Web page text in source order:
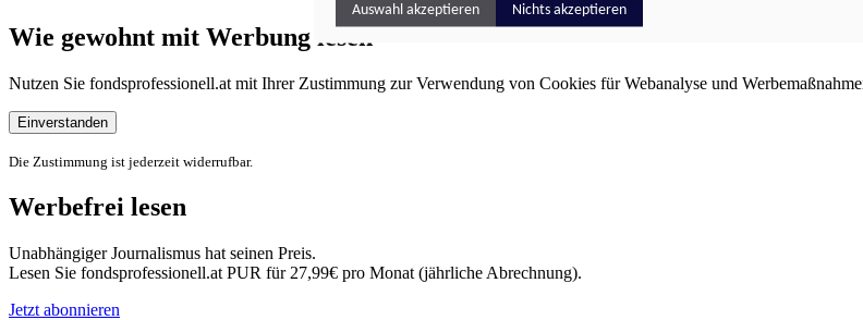
Wie gewohnt mit Werbung lesen
Nutzen Sie fondsprofessionell.at mit Ihrer Zustimmung zur Verwendung von Cookies für Webanalyse und
Einverstanden
Die Zustimmung ist jederzeit widerrufbar.
Werbefrei lesen
Unabhängiger Journalismus hat seinen Preis.
Lesen Sie fondsprofessionell.at PUR für 27,99€ pro Monat (jährliche Abrechnung).
Jetzt abonnieren
Auswahl akzeptieren Nichts akzeptieren